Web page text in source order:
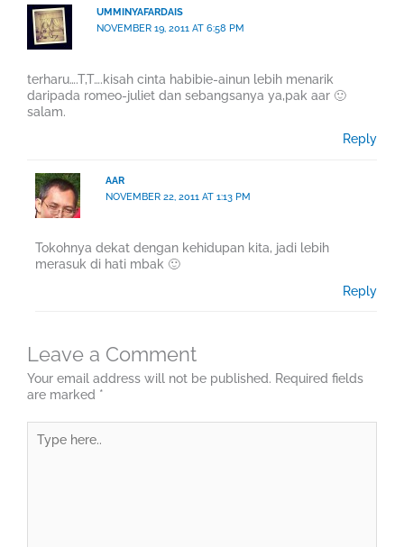
UMMINYAFARDAIS
NOVEMBER 19, 2011 AT 6:58 PM
terharu….T,T….kisah cinta habibie-ainun lebih menarik
daripada romeo-juliet dan sebangsanya ya,pak aar 🙂
salam.
Reply
AAR
NOVEMBER 22, 2011 AT 1:13 PM
Tokohnya dekat dengan kehidupan kita, jadi lebih
merasuk di hati mbak 🙂
Reply
Leave a Comment
Your email address will not be published. Required fields
are marked *
here..